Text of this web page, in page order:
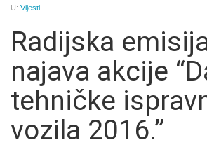
U: Vijesti
Radijska
najava akcije
tehničke
vozila 2016.”